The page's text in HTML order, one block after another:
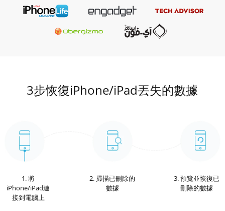
3步恢復iPhone/iPad丟失的數據
1. 將
iPhone/iPad連
接到電腦上
2. 掃描已刪除的
數據
3. 預覽並恢復已
刪除的數據